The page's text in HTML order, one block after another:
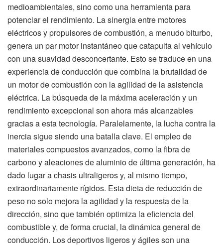
medioambientales, sino como una herramienta para
potenciar el rendimiento. La sinergia entre motores
eléctricos y propulsores de combustión, a menudo biturbo,
genera un par motor instantáneo que catapulta al vehículo
con una suavidad desconcertante. Esto se traduce en una
experiencia de conducción que combina la brutalidad de
un motor de combustión con la agilidad de la asistencia
eléctrica. La búsqueda de la máxima aceleración y un
rendimiento excepcional son ahora más alcanzables
gracias a esta tecnología. Paralelamente, la lucha contra la
inercia sigue siendo una batalla clave. El empleo de
materiales compuestos avanzados, como la fibra de
carbono y aleaciones de aluminio de última generación, ha
dado lugar a chasis ultraligeros y, al mismo tiempo,
extraordinariamente rígidos. Esta dieta de reducción de
peso no solo mejora la agilidad y la respuesta de la
dirección, sino que también optimiza la eficiencia del
combustible y, de forma crucial, la dinámica general de
conducción. Los deportivos ligeros y ágiles son una